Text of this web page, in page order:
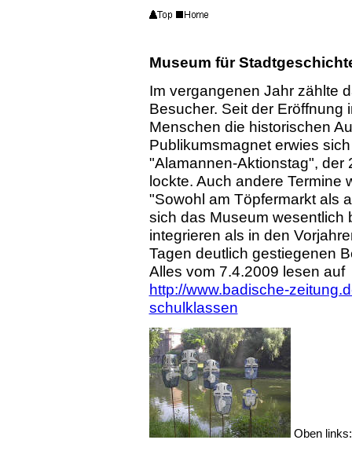
Museum für
Im vergangenen Jahr zählte
Besucher. Seit der
Menschen die historischen
Publikumsmagnet erwies
"Alamannen-Aktionstag", der
lockte. Auch andere Termine
"Sowohl am Töpfermarkt als
sich das Museum wesentlich
integrieren als in den
Tagen deutlich gestiegenen
Alles vom 7.4.2009 lesen auf
http://www.badische-
schulklassen
Oben